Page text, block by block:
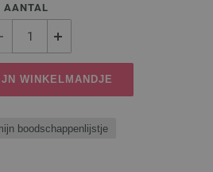
AANTAL
WINKELMANDJE
boodschappenlijstje